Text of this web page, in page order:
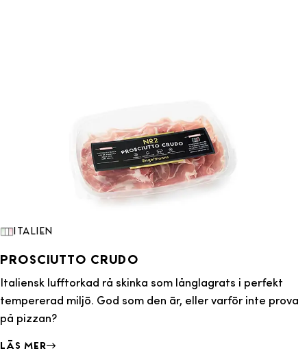
Italien
Prosciutto Crudo
Italiensk lufftorkad rå skinka som långlagrats i perfekt
tempererad miljö. God som den är, eller varför inte prova
på pizzan?
Läs mer